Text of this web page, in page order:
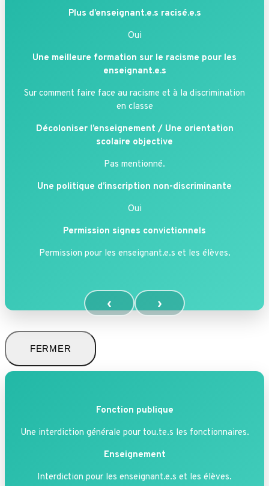
Plus d’enseignant.e.s racisé.e.s
Oui
Une meilleure formation sur le racisme pour les
enseignant.e.s
Sur comment faire face au racisme et à la discrimination
en classe
Décoloniser l’enseignement / Une orientation
scolaire objective
Pas mentionné.
Une politique d’inscription non-discriminante
Oui
Permission signes convictionnels
Permission pour les enseignant.e.s et les élèves.
‹ ›
FERMER
Fonction publique
Une interdiction générale pour tou.te.s les fonctionnaires.
Enseignement
Interdiction pour les enseignant.e.s et les élèves.